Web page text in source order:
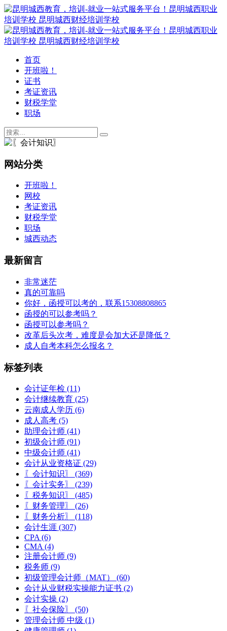
首页
开班啦！
证书
考证资讯
财税学堂
职场
网站分类
开班啦！
网校
考证资讯
财税学堂
职场
城西动态
最新留言
非常迷茫
真的可靠吗
你好，函授可以考的，联系15308808865
函授的可以参考吗？
函授可以参考吗？
改革后头次考，难度是会加大还是降低？
成人自考本科怎么报名？
标签列表
会计证年检 (11)
会计继续教育 (25)
云南成人学历 (6)
成人高考 (5)
助理会计师 (41)
初级会计师 (91)
中级会计师 (41)
会计从业资格证 (29)
〖会计知识〗
(369)
〖会计实务〗
(239)
〖税务知识〗
(485)
〖财务管理〗
(26)
〖财务分析〗
(118)
会计生涯 (307)
CPA (6)
CMA (4)
注册会计师 (9)
税务师 (9)
初级管理会计师（MAT）
(60)
会计从业财税实操能力证书 (2)
会计实操 (2)
〖社会保险〗
(50)
管理会计师 中级 (1)